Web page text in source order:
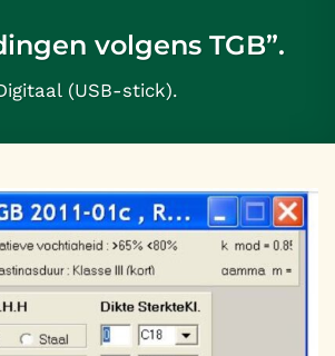
volgens TGB”.
(USB-stick).